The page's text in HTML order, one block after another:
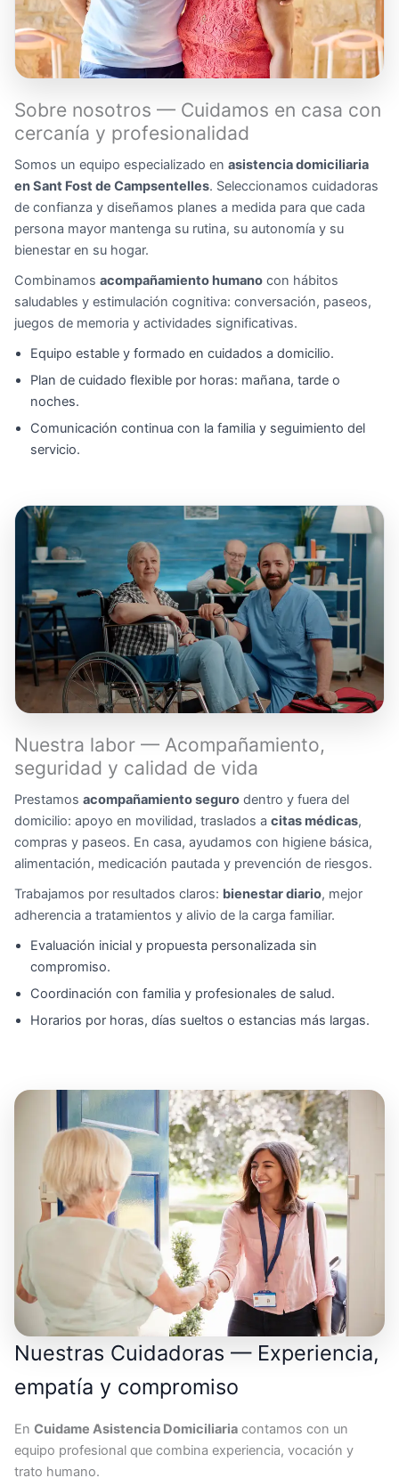
Sobre nosotros — Cuidamos en casa con
cercanía y profesionalidad
Somos un equipo especializado en asistencia domiciliaria
en Sant Fost de Campsentelles. Seleccionamos cuidadoras
de confianza y diseñamos planes a medida para que cada
persona mayor mantenga su rutina, su autonomía y su
bienestar en su hogar.
Combinamos acompañamiento humano con hábitos
saludables y estimulación cognitiva: conversación, paseos,
juegos de memoria y actividades significativas.
Equipo estable y formado en cuidados a domicilio.
Plan de cuidado flexible por horas: mañana, tarde o
noches.
Comunicación continua con la familia y seguimiento del
servicio.
Nuestra labor — Acompañamiento,
seguridad y calidad de vida
Prestamos acompañamiento seguro dentro y fuera del
domicilio: apoyo en movilidad, traslados a citas médicas,
compras y paseos. En casa, ayudamos con higiene básica,
alimentación, medicación pautada y prevención de riesgos.
Trabajamos por resultados claros: bienestar diario, mejor
adherencia a tratamientos y alivio de la carga familiar.
Evaluación inicial y propuesta personalizada sin
compromiso.
Coordinación con familia y profesionales de salud.
Horarios por horas, días sueltos o estancias más largas.
Nuestras Cuidadoras — Experiencia,
empatía y compromiso
En Cuidame Asistencia Domiciliaria contamos con un
equipo profesional que combina experiencia, vocación y
trato humano.